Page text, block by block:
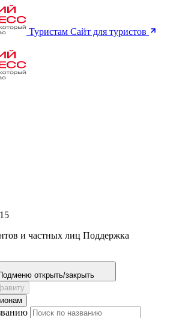
Туристам Сайт для туристов
и частных лиц Поддержка
открыть/закрыть